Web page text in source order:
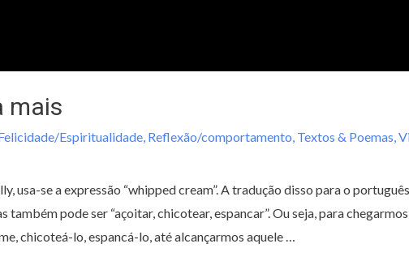
mais
Espiritualidade, Reflexão/comportamento Textos & Poemas
usa-se a expressão “whipped cream”. A tradução disso para o
pode ser “açoitar, chicotear, espancar”. Ou seja, para
chicoteá-lo, espancá-lo, até alcançarmos aquele …